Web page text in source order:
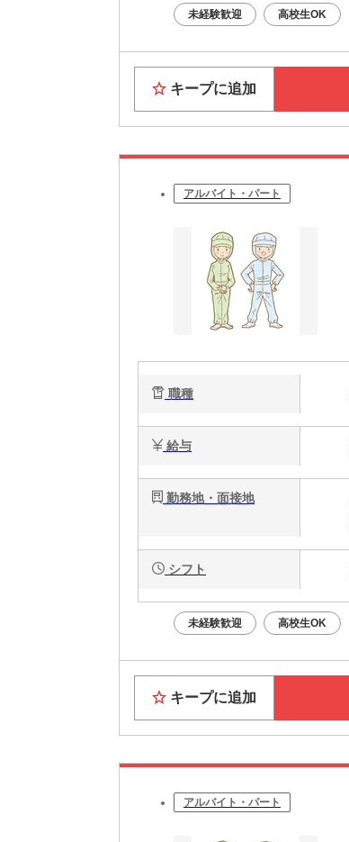
未経験歓迎 高校生OK
キープに追加
アルバイト・パート
職種
給与
勤務地・面接地
シフト
未経験歓迎 高校生OK
キープに追加
アルバイト・パート